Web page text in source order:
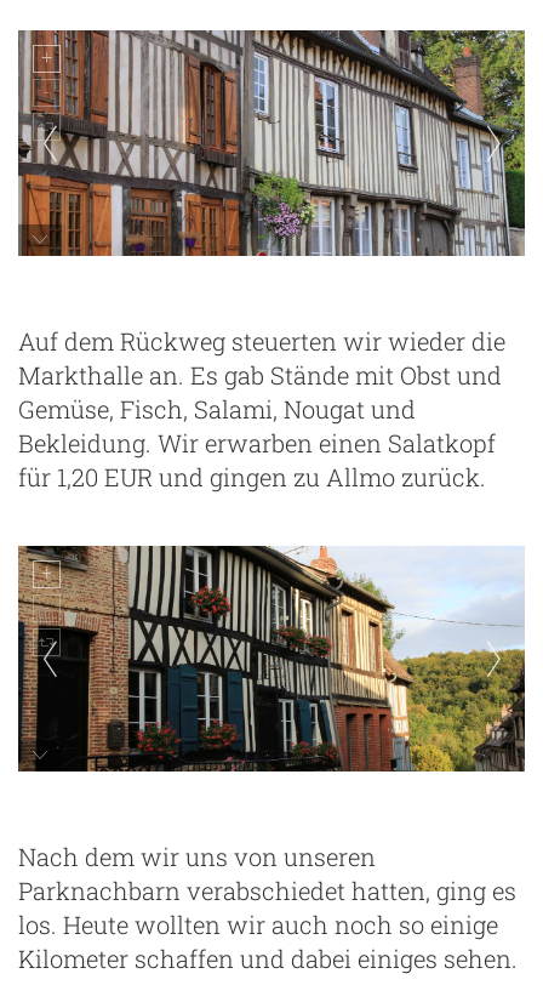
Auf dem Rückweg steuerten wir wieder die
Markthalle an. Es gab Stände mit Obst und
Gemüse, Fisch, Salami, Nougat und
Bekleidung. Wir erwarben einen Salatkopf
für 1,20 EUR und gingen zu Allmo zurück.
Nach dem wir uns von unseren
Parknachbarn verabschiedet hatten, ging es
los. Heute wollten wir auch noch so einige
Kilometer schaffen und dabei einiges sehen.